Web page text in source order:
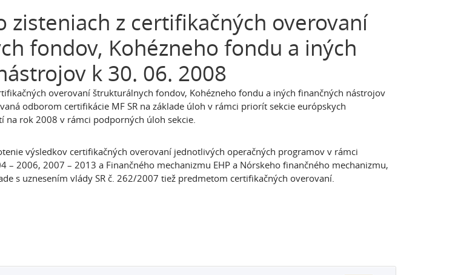
zisteniach z certifikačných overovaní
fondov, Kohézneho fondu a iných
k 30. 06. 2008
overovaní štrukturálnych fondov, Kohézneho fondu a iných finančných nástrojov
odborom certifikácie MF SR na základe úloh v rámci priorít sekcie európskych
na rok 2008 v rámci podporných úloh sekcie.
výsledkov certifikačných overovaní jednotlivých operačných programov v rámci
– 2006, 2007 – 2013 a Finančného mechanizmu EHP a Nórskeho finančného mechanizmu,
s uznesením vlády SR č. 262/2007 tiež predmetom certifikačných overovaní.